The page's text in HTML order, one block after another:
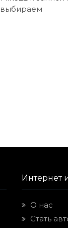
выбираем
Интернет
О нас
Стать